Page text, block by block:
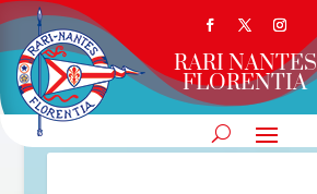
RARI NANTES
FLORENTIA